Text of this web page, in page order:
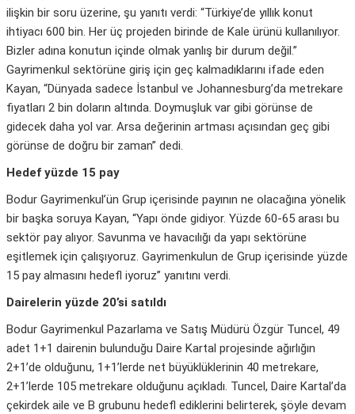
ilişkin bir soru üzerine, şu yanıtı verdi: “Türkiye’de yıllık konut
ihtiyacı 600 bin. Her üç projeden birinde de Kale ürünü kullanılıyor.
Bizler adına konutun içinde olmak yanlış bir durum değil.”
Gayrimenkul sektörüne giriş için geç kalmadıklarını ifade eden
Kayan, “Dünyada sadece İstanbul ve Johannesburg’da metrekare
fiyatları 2 bin doların altında. Doymuşluk var gibi görünse de
gidecek daha yol var. Arsa değerinin artması açısından geç gibi
görünse de doğru bir zaman” dedi.
Hedef yüzde 15 pay
Bodur Gayrimenkul’ün Grup içerisinde payının ne olacağına yönelik
bir başka soruya Kayan, “Yapı önde gidiyor. Yüzde 60-65 arası bu
sektör pay alıyor. Savunma ve havacılığı da yapı sektörüne
eşitlemek için çalışıyoruz. Gayrimenkulun de Grup içerisinde yüzde
15 pay almasını hedefl iyoruz” yanıtını verdi.
Dairelerin yüzde 20’si satıldı
Bodur Gayrimenkul Pazarlama ve Satış Müdürü Özgür Tuncel, 49
adet 1+1 dairenin bulunduğu Daire Kartal projesinde ağırlığın
2+1’de olduğunu, 1+1’lerde net büyüklüklerinin 40 metrekare,
2+1’lerde 105 metrekare olduğunu açıkladı. Tuncel, Daire Kartal’da
çekirdek aile ve B grubunu hedefl ediklerini belirterek, şöyle devam